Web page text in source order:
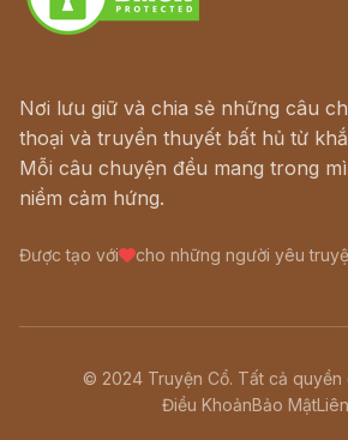
Nơi lưu giữ và chia sẻ những câu
thoại và truyền thuyết bất hủ từ
Mỗi câu chuyện đều mang trong
niềm cảm hứng.
Được tạo với cho những người yêu
© 2024 Truyện Cổ. Tất cả quyền
Điều KhoảnBảo Mật